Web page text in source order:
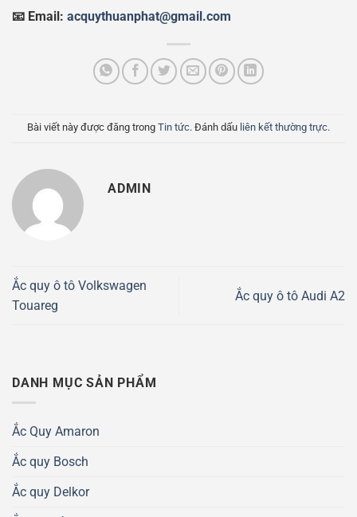
📧 Email: acquythuanphat@gmail.com
Bài viết này được đăng trong Tin tức. Đánh dấu liên kết thường trực.
ADMIN
Ắc quy ô tô Volkswagen
Touareg
Ắc quy ô tô Audi A2
DANH MỤC SẢN PHẨM
Ắc Quy Amaron
Ắc quy Bosch
Ắc quy Delkor